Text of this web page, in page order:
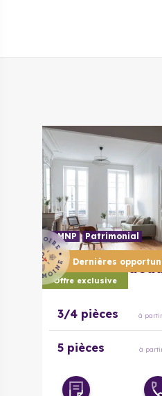
Dernières
Offre exclusive
LMNP Patrimonial
33000
Sansas
3/4 pièces à
5 pièces à